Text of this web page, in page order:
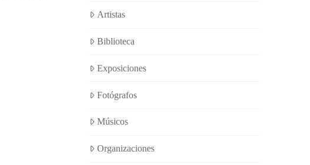
Artistas
Biblioteca
Exposiciones
Fotógrafos
Músicos
Organizaciones